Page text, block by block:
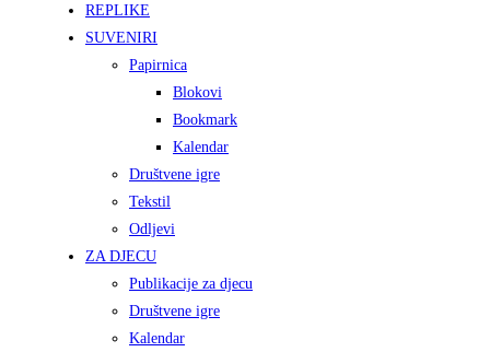
REPLIKE
SUVENIRI
Papirnica
Blokovi
Bookmark
Kalendar
Društvene igre
Tekstil
Odljevi
ZA DJECU
Publikacije za djecu
Društvene igre
Kalendar